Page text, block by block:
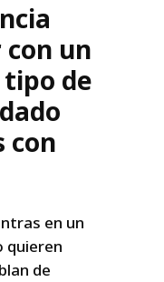
un
de
con
en un
quieren
de